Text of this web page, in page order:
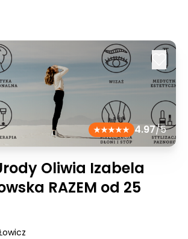
4.97/5
Oliwia Izabela
RAZEM od 25